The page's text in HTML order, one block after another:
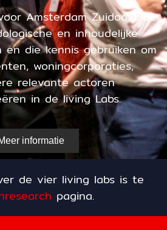
Amsterdam Zuidoost de
en inhoudelijke
en die kennis gebruiken om
woningcorporaties,
relevante actoren
in de living Labs.
informatie
de vier living labs is te
pagina.